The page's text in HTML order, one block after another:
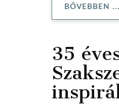
BŐVEBBEN ...
35